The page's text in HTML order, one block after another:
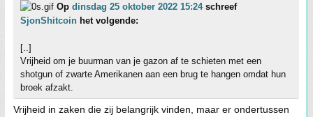
Op dinsdag 25 oktober 2022 15:24schreef
SjonShitcoin het volgende:
[..]
Vrijheid om je buurman van je gazon af te schieten met een
shotgun of zwarte Amerikanen aan een brug te hangen omdat hun
broek afzakt.
Vrijheid in zaken die zij belangrijk vinden, maar er ondertussen